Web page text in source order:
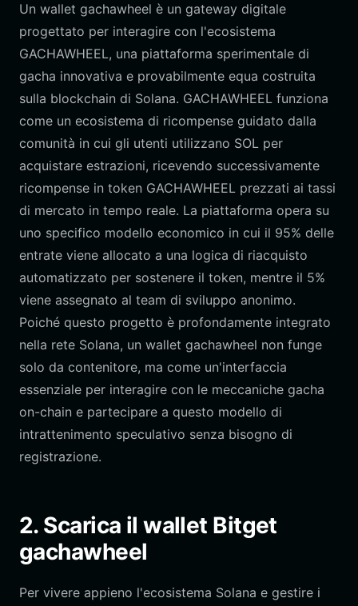
Un wallet gachawheel è un gateway digitale
progettato per interagire con l'ecosistema
GACHAWHEEL, una piattaforma sperimentale di
gacha innovativa e provabilmente equa costruita
sulla blockchain di Solana. GACHAWHEEL funziona
come un ecosistema di ricompense guidato dalla
comunità in cui gli utenti utilizzano SOL per
acquistare estrazioni, ricevendo successivamente
ricompense in token GACHAWHEEL prezzati ai tassi
di mercato in tempo reale. La piattaforma opera su
uno specifico modello economico in cui il 95% delle
entrate viene allocato a una logica di riacquisto
automatizzato per sostenere il token, mentre il 5%
viene assegnato al team di sviluppo anonimo.
Poiché questo progetto è profondamente integrato
nella rete Solana, un wallet gachawheel non funge
solo da contenitore, ma come un'interfaccia
essenziale per interagire con le meccaniche gacha
on-chain e partecipare a questo modello di
intrattenimento speculativo senza bisogno di
registrazione.
2. Scarica il wallet Bitget
gachawheel
Per vivere appieno l'ecosistema Solana e gestire i